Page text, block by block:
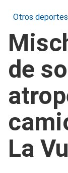
Otros deportes
de
La